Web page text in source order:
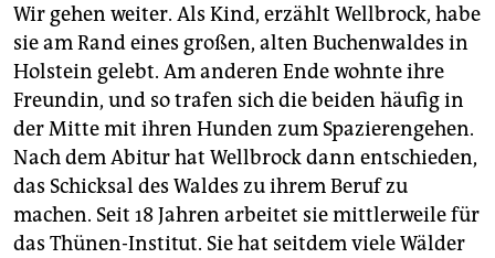
Wir gehen weiter. Als Kind, erzählt Wellbrock, habe
sie am Rand eines großen, alten Buchenwaldes in
Holstein gelebt. Am anderen Ende wohnte ihre
Freundin, und so trafen sich die beiden häufig in
der Mitte mit ihren Hunden zum Spazie­rengehen.
Nach dem Abitur hat Wellbrock dann entschieden,
das Schicksal des Waldes zu ihrem Beruf zu
machen. Seit 18 Jahren arbeitet sie mittlerweile für
das Thünen-Institut. Sie hat seitdem viele Wälder